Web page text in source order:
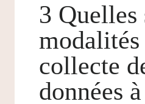
3 Quelles
modalités
collecte
données à